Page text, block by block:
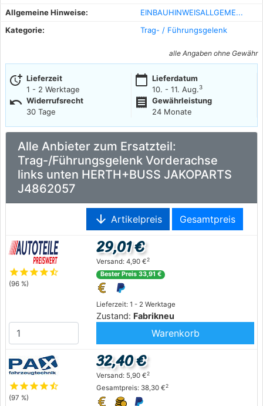
Allgemeine Hinweise:
EINBAUHINWEISALLGEME...
Kategorie:
Trag- / Führungsgelenk
alle Angaben ohne Gewähr
more_time Lieferzeit
1 - 2 Werktage
calendar_today Lieferdatum
10. - 11. Aug.3
undo Widerrufsrecht
30 Tage
receipt
Gewährleistung
24 Monate
Alle Anbieter zum Ersatzteil:
Trag-/Führungsgelenk Vorderachse
links unten HERTH+BUSS JAKOPARTS
J4862057
arrow_downward Artikelpreis Gesamtpreis
starstarstarstarstar_half
(96 %)
Lieferzeit: 1 - 2 Werktage
Zustand: Fabrikneu
29,01 €
Versand: 4,90 €2
Bester Preis 33,91 €
Warenkorb
starstarstarstarstar_half
(97 %)
32,40 €
Versand: 5,90 €2
Gesamtpreis: 38,30 €2